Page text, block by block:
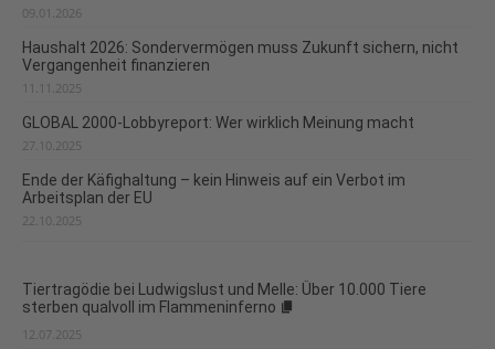
09.01.2026
Haushalt 2026: Sondervermögen muss Zukunft sichern, nicht
Vergangenheit finanzieren
11.11.2025
GLOBAL 2000-Lobbyreport: Wer wirklich Meinung macht
27.10.2025
Ende der Käfighaltung – kein Hinweis auf ein Verbot im
Arbeitsplan der EU
22.10.2025
Tiertragödie bei Ludwigslust und Melle: Über 10.000 Tiere
sterben qualvoll im Flammeninferno
12.07.2025